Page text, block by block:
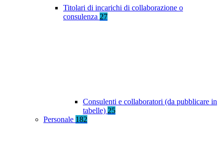
Titolari di incarichi di collaborazione o
consulenza 27
Consulenti e collaboratori (da pubblicare in
tabelle) 25
Personale 182